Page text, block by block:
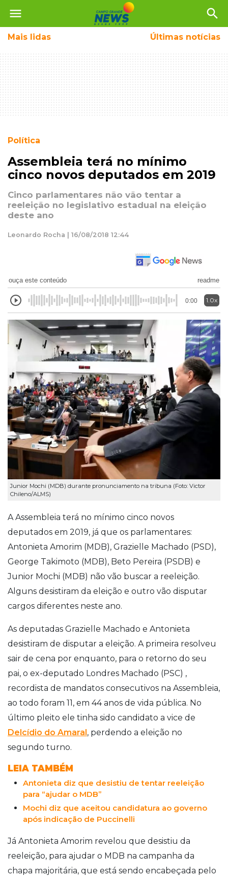
menu search
Mais lidas Últimas notícias
Política
Assembleia terá no mínimo
cinco novos deputados em 2019
Cinco parlamentares não vão tentar a
reeleição no legislativo estadual na eleição
deste ano
Leonardo Rocha | 16/08/2018 12:44
ouça este conteúdo readme
0:00 1.0x
Junior Mochi (MDB) durante pronunciamento na tribuna (Foto: Victor
Chileno/ALMS)
A Assembleia terá no mínimo cinco novos
deputados em 2019, já que os parlamentares:
Antonieta Amorim (MDB), Grazielle Machado (PSD),
George Takimoto (MDB), Beto Pereira (PSDB) e
Junior Mochi (MDB) não vão buscar a reeleição.
Alguns desistiram da eleição e outro vão disputar
cargos diferentes neste ano.
As deputadas Grazielle Machado e Antonieta
desistiram de disputar a eleição. A primeira resolveu
sair de cena por enquanto, para o retorno do seu
pai, o ex-deputado Londres Machado (PSC) ,
recordista de mandatos consecutivos na Assembleia,
ao todo foram 11, em 44 anos de vida pública. No
último pleito ele tinha sido candidato a vice de
Delcídio do Amaral, perdendo a eleição no
segundo turno.
LEIA TAMBÉM
Antonieta diz que desistiu de tentar reeleição
para “ajudar o MDB”
Mochi diz que aceitou candidatura ao governo
após indicação de Puccinelli
Já Antonieta Amorim revelou que desistiu da
reeleição, para ajudar o MDB na campanha da
chapa majoritária, que está sendo encabeçada pelo